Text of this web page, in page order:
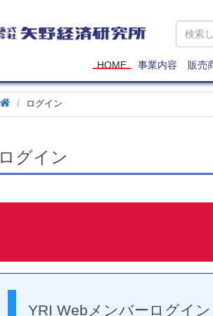
矢
野
研
究
所
HOME 事業内容 販売
ログイン
ログイン
YRI Webメンバーログイン